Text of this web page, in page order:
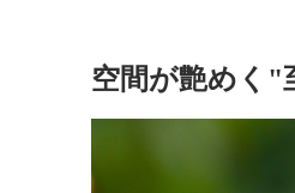
空間が艶めく"